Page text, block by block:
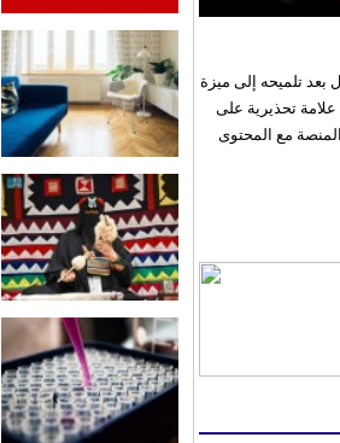
بعد تلميحه إلى ميزة
تحذيرية على
مع المحتوى